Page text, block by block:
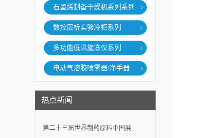
石墨烯制备干燥机系列系列
数控层析实验冷柜系列
多功能低温旋冻仪系列
电动气溶胶喷雾器/净手器
热点新闻
第二十三届世界制药原料中国展